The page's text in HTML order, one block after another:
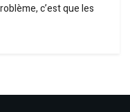
c’est que les